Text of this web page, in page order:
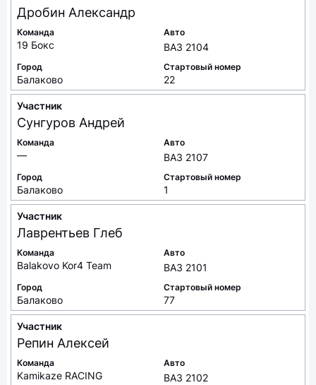
Дробин Александр
Команда
19 Бокс
Авто
ВАЗ 2104
Город
Балаково
Стартовый номер
22
Участник
Сунгуров Андрей
Команда
—
Авто
ВАЗ 2107
Город
Балаково
Стартовый номер
1
Участник
Лаврентьев Глеб
Команда
Balakovo Kor4 Team
Авто
ВАЗ 2101
Город
Балаково
Стартовый номер
77
Участник
Репин Алексей
Команда
Kamikaze RACING
Авто
ВАЗ 2102